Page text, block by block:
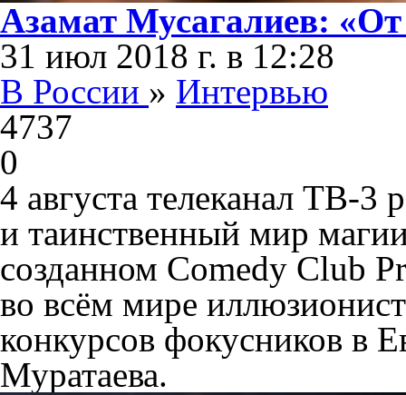
Азамат Мусагалиев:
31 июл 2018 г. в 12:28
В России » Интервью
4737
0
4 августа телеканал ТВ-3
и таинственный мир
созданном Comedy Club
во всём мире
конкурсов фокусников в
Муратаева.